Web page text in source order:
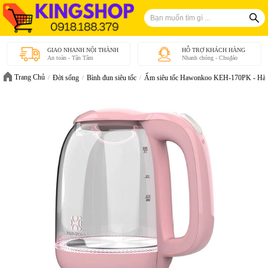
GIAO NHANH NỘI THÀNH
An toàn - Tận Tâm
HỖ TRỢ KHÁCH HÀNG
Nhanh chóng - Chu₫áo
Trang Chủ Đời sống Bình đun siêu tốc Ấm siêu tốc Hawonkoo KEH-170PK -